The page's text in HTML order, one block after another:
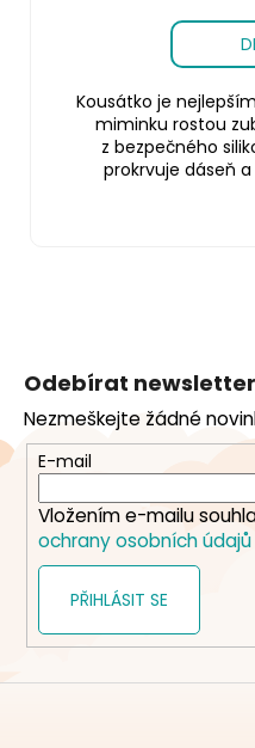
Kousátko je
miminku rostou
z bezpečného
prokrvuje dáseň
a
t
Odebírat newsletter
Nezmeškejte žádné
E-mail
Vložením e-mailu
ochrany osobních údajů
PŘIHLÁSIT SE